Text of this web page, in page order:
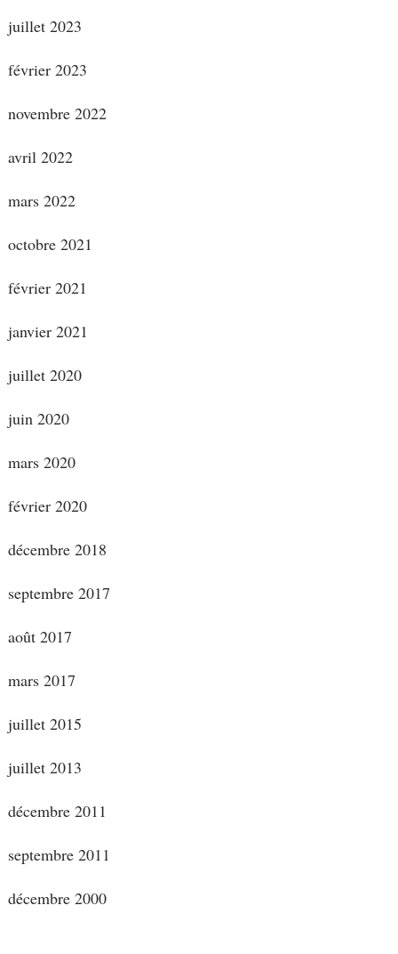
juillet 2023
février 2023
novembre 2022
avril 2022
mars 2022
octobre 2021
février 2021
janvier 2021
juillet 2020
juin 2020
mars 2020
février 2020
décembre 2018
septembre 2017
août 2017
mars 2017
juillet 2015
juillet 2013
décembre 2011
septembre 2011
décembre 2000